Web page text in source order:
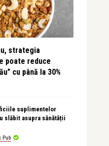
strategia
poate reduce
cu până la 30%
suplimentelor
slăbit asupra sănătății
Pub